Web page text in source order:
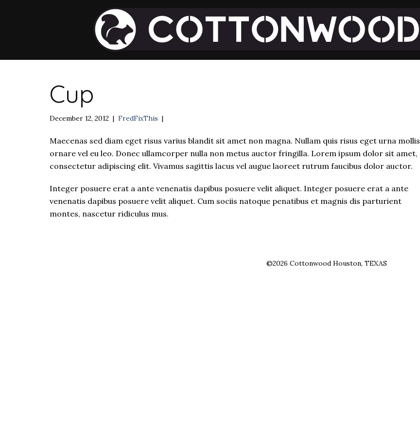
Cup
December 12, 2012 | FredFixThis |
Maecenas sed diam eget risus varius blandit sit amet non magna. Nullam quis risus eget urna mollis
ornare vel eu leo. Donec ullamcorper nulla non metus auctor fringilla. Lorem ipsum dolor sit amet,
consectetur adipiscing elit. Vivamus sagittis lacus vel augue laoreet rutrum faucibus dolor auctor.
Integer posuere erat a ante venenatis dapibus posuere velit aliquet. Integer posuere erat a ante
venenatis dapibus posuere velit aliquet. Cum sociis natoque penatibus et magnis dis parturient
montes, nascetur ridiculus mus.
©2026 Cottonwood Houston, TEXAS